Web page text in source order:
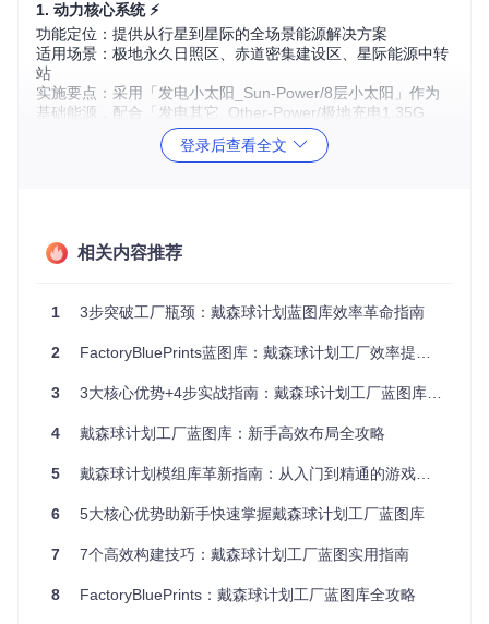
1. 动力核心系统 ⚡
功能定位：提供从行星到星际的全场景能源解决方案
适用场景：极地永久日照区、赤道密集建设区、星际能源中转
站
实施要点：采用「发电小太阳_Sun-Power/8层小太阳」作为
基础能源，配合「发电其它_Other-Power/极地充电1.35G
W」实现电力调峰，确保生产系统持续稳定运行。
塔」，后期升级为「物流塔_ILS-PLS/128G吃电塔」，结合
「大塔中转_ILS-Transport/矿星转运物流塔」实现星际资源最
3. 智能生产单元 🔧
功能定位：实现从原材料到高级组件的自动化生产
适用场景：基础材料加工、精密组件制造、量子化工生产
实施要点：通过「基础材料_Basic-Materials/铁块、齿轮、钢
材」建立初级生产链，逐步引入「分布式_Distributed/[TTenY
X]全物品非混带一塔一物」实现专业化分工。
功能定位：通过增产技术提升全流程生产效率
适用场景：高价值产品生产、稀有资源加工、产能瓶颈突破
实施要点：初期部署「增产剂_Proliferator/1800增产剂（全珍
奇）小塔版本」，后期升级为「增产剂_Proliferator/337.5k整
合包」，配合「基础材料_Basic-Materials/卡晶单塔1620」实
登录后查看全文
相关内容推荐
1 3步突破工厂瓶颈：戴森球计划蓝图库效率革命指南
2 FactoryBluePrints蓝图库：戴森球计划工厂效率提升全景指南
3 3大核心优势+4步实战指南：戴森球计划工厂蓝图库让你轻松构建星际工厂
4 戴森球计划工厂蓝图库：新手高效布局全攻略
5 戴森球计划模组库革新指南：从入门到精通的游戏体验提升之路
6 5大核心优势助新手快速掌握戴森球计划工厂蓝图库
7 7个高效构建技巧：戴森球计划工厂蓝图实用指南
8 FactoryBluePrints：戴森球计划工厂蓝图库全攻略